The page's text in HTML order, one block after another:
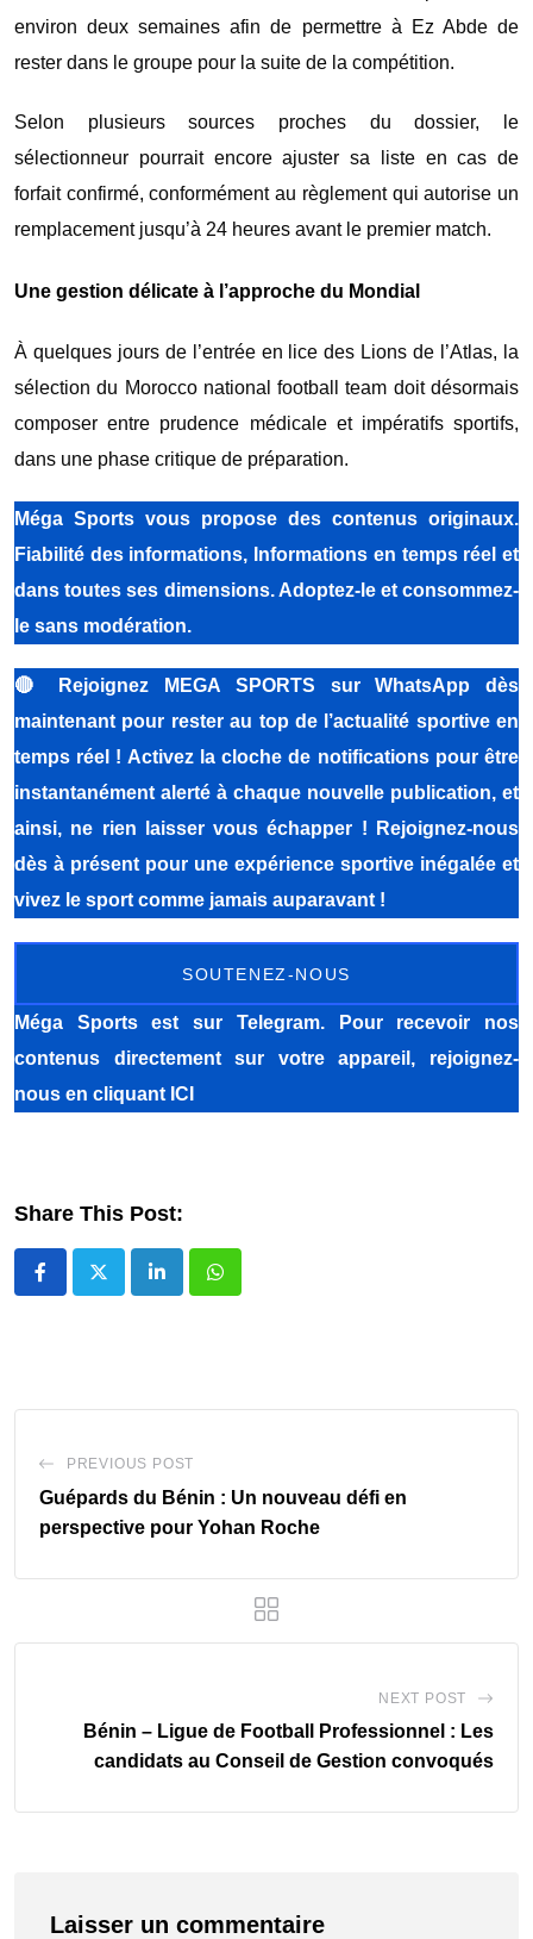
environ deux semaines afin de permettre à Ez Abde de
rester dans le groupe pour la suite de la compétition.
Selon plusieurs sources proches du dossier, le
sélectionneur pourrait encore ajuster sa liste en cas de
forfait confirmé, conformément au règlement qui autorise un
remplacement jusqu’à 24 heures avant le premier match.
Une gestion délicate à l’approche du Mondial
À quelques jours de l’entrée en lice des Lions de l’Atlas, la
sélection du Morocco national football team doit désormais
composer entre prudence médicale et impératifs sportifs,
dans une phase critique de préparation.
Méga Sports vous propose des contenus originaux.
Fiabilité des informations, Informations en temps réel et
dans toutes ses dimensions. Adoptez-le et consommez-
le sans modération.
🔴
Rejoignez MEGA SPORTS sur WhatsApp dès
maintenant pour rester au top de l’actualité sportive en
temps réel ! Activez la cloche de notifications pour être
instantanément alerté à chaque nouvelle publication, et
ainsi, ne rien laisser vous échapper ! Rejoignez-nous
dès à présent pour une expérience sportive inégalée et
vivez le sport comme jamais auparavant !
SOUTENEZ-NOUS
Méga Sportsest sur Telegram. Pour recevoir nos
contenus directement sur votre appareil, rejoignez-
nous en cliquant ICI
Share This Post:
LinkedInWhatsapp
PREVIOUS POST
Guépards du Bénin : Un nouveau défi en
perspective pour Yohan Roche
NEXT POST
Bénin – Ligue de Football Professionnel : Les
candidats au Conseil de Gestion convoqués
Laisser un commentaire